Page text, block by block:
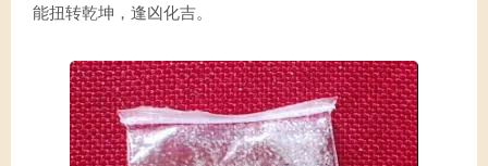
能扭转乾坤，逢凶化吉。